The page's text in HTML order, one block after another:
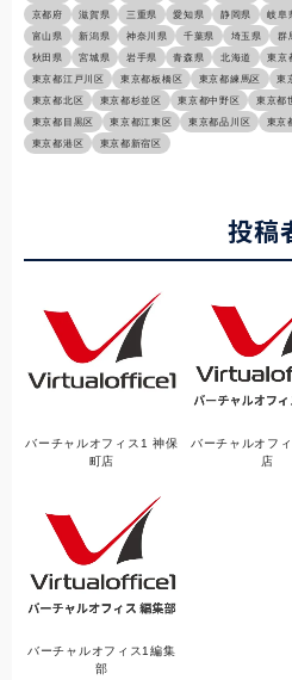
京都府
滋賀県 三重県 愛知県 静岡県 岐阜
富山県
新潟県 神奈川県 千葉県 埼玉県 群
秋田県
宮城県 岩手県 青森県 北海道 東京
東京都江戸川区
東京都板橋区 東京都練馬区 東
東京都北区
東京都杉並区 東京都中野区 東京都
東京都目黒区
東京都江東区 東京都品川区 東京
東京都港区
東京都新宿区
投稿
バーチャルオフィス1 神保
町店
バーチャルオフ
店
バーチャルオフィス1編集
部